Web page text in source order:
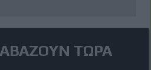
ΤΩΡΑ